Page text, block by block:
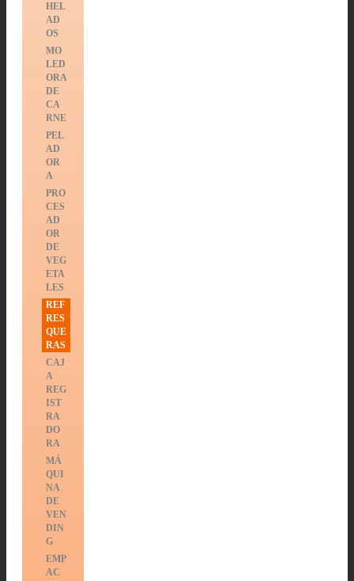
HEL
AD
OS
MO
LED
ORA
DE
CA
RNE
PEL
AD
OR
A
PRO
CES
AD
OR
DE
VEG
ETA
LES
REF
RES
QUE
RAS
CAJ
A
REG
IST
RA
DO
RA
MÁ
QUI
NA
DE
VEN
DIN
G
EMP
AC